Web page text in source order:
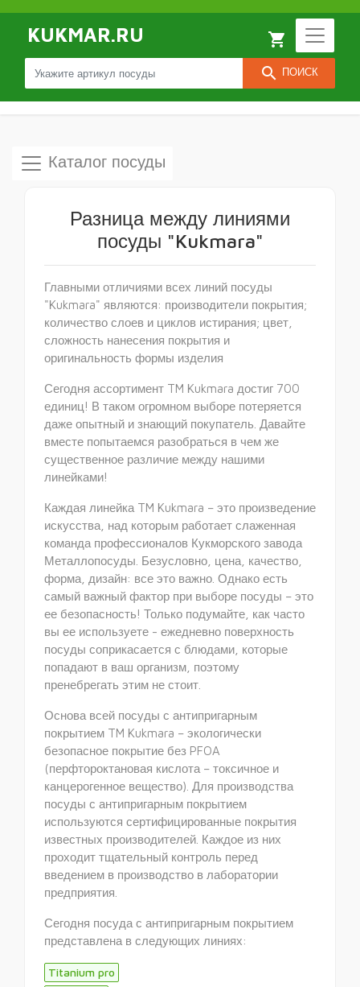
KUKMAR.RU
search ПОИСК
local_grocery_store
Каталог посуды
Разница между линиями
посуды "Kukmara"
Главными отличиями всех линий посуды
"Kukmara" являются: производители покрытия;
количество слоев и циклов истирания; цвет,
сложность нанесения покрытия и
оригинальность формы изделия
Сегодня ассортимент TM Kukmara достиг 700
единиц! В таком огромном выборе потеряется
даже опытный и знающий покупатель. Давайте
вместе попытаемся разобраться в чем же
существенное различие между нашими
линейками!
Каждая линейка TM Kukmara – это произведение
искусства, над которым работает слаженная
команда профессионалов Кукморского завода
Металлопосуды. Безусловно, цена, качество,
форма, дизайн: все это важно. Однако есть
самый важный фактор при выборе посуды – это
ее безопасность! Только подумайте, как часто
вы ее используете - ежедневно поверхность
посуды соприкасается с блюдами, которые
попадают в ваш организм, поэтому
пренебрегать этим не стоит.
Основа всей посуды с антипригарным
покрытием TM Kukmara – экологически
безопасное покрытие без PFOA
(перфтороктановая кислота – токсичное и
канцерогенное вещество). Для производства
посуды с антипригарным покрытием
используются сертифицированные покрытия
известных производителей. Каждое из них
проходит тщательный контроль перед
введением в производство в лаборатории
предприятия.
Сегодня посуда с антипригарным покрытием
представлена в следующих линиях:
Titanium pro